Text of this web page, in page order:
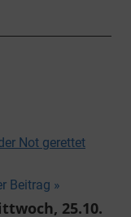
Not gerettet
Beitrag
25.10.